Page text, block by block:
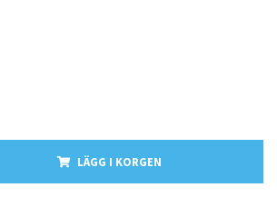
LÄGG I KORGEN